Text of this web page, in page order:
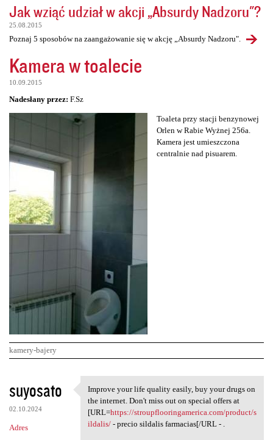
Jak wziąć udział w akcji „Absurdy Nadzoru"?
25.08.2015
Poznaj 5 sposobów na zaangażowanie się w akcję „Absurdy Nadzoru".
Kamera w toalecie
10.09.2015
Nadesłany przez: F.Sz
Toaleta przy stacji benzynowej
Orlen w Rabie Wyżnej 256a.
Kamera jest umieszczona
centralnie nad pisuarem.
kamery-bajery
K
o
m
e
suyosato
02.10.2024
Adres
Improve your life quality
Improve your life quality easily, buy your drugs on
the internet. Don't miss out on special offers at
[URL=https://stroupflooringamerica.com/product/s
ildalis/- precio sildalis farmacias[/URL - .